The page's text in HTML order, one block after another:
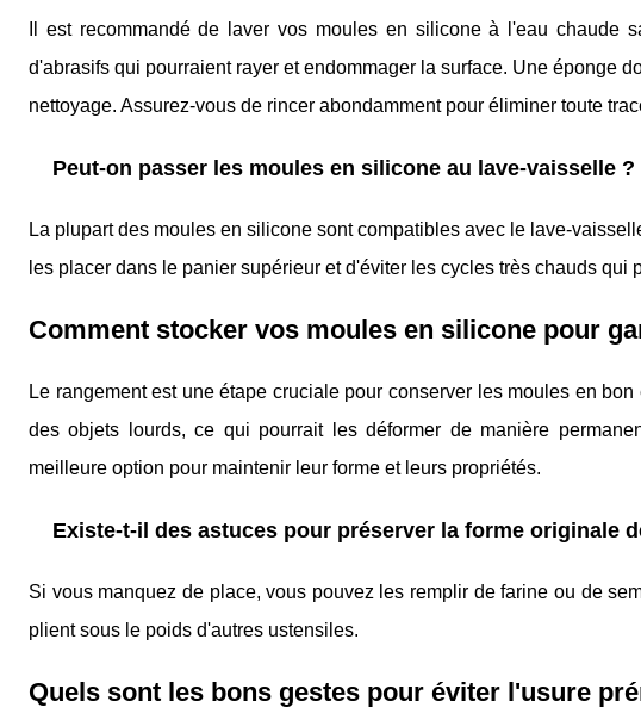
Il est recommandé de laver vos moules en silicone à l'eau chaude
d'abrasifs qui pourraient rayer et endommager la surface. Une éponge
nettoyage. Assurez-vous de rincer abondamment pour éliminer toute
Peut-on passer les moules en silicone au lave-vaisselle ?
La plupart des moules en silicone sont compatibles avec le lave-
les placer dans le panier supérieur et d'éviter les cycles très chauds qui
Comment stocker vos moules en silicone pour
Le rangement est une étape cruciale pour conserver les moules en
des objets lourds, ce qui pourrait les déformer de manière
meilleure option pour maintenir leur forme et leurs propriétés.
Existe-t-il des astuces pour préserver la forme originale
Si vous manquez de place, vous pouvez les remplir de farine ou de
plient sous le poids d'autres ustensiles.
Quels sont les bons gestes pour éviter l'usure